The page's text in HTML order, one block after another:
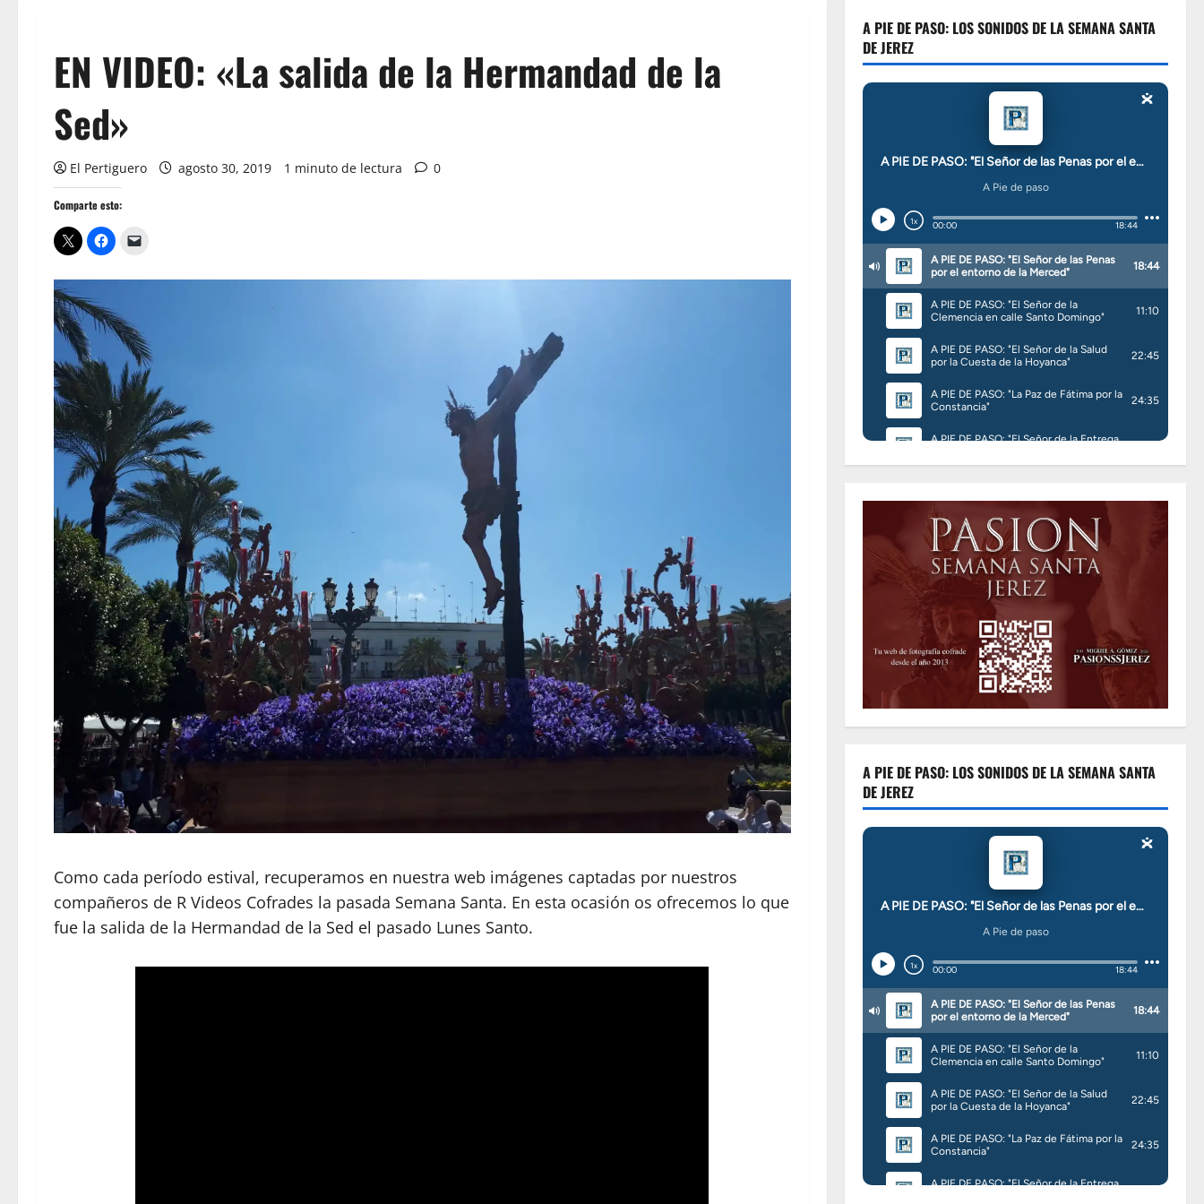
EN VIDEO: «La salida de la Hermandad de la
Sed»
El Pertiguero agosto 30, 2019 1 minuto de lectura 0
Comparte esto:
Como cada período estival, recuperamos en nuestra web imágenes captadas por nuestros
compañeros de R Videos Cofrades la pasada Semana Santa. En esta ocasión os ofrecemos lo que
fue la salida de la Hermandad de la Sed el pasado Lunes Santo.
A PIE DE PASO: LOS SONIDOS DE LA SEMANA SANTA
DE JEREZ
A PIE DE PASO: LOS SONIDOS DE LA SEMANA SANTA
DE JEREZ